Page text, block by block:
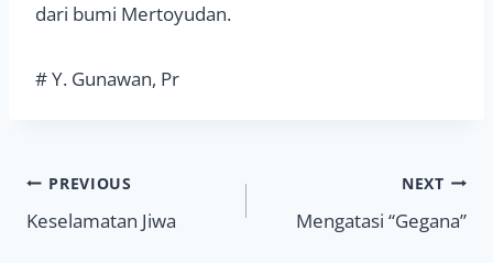
dari bumi Mertoyudan.
# Y. Gunawan, Pr
Navigasi
pos
PREVIOUS
Keselamatan Jiwa
NEXT
Mengatasi “Gegana”